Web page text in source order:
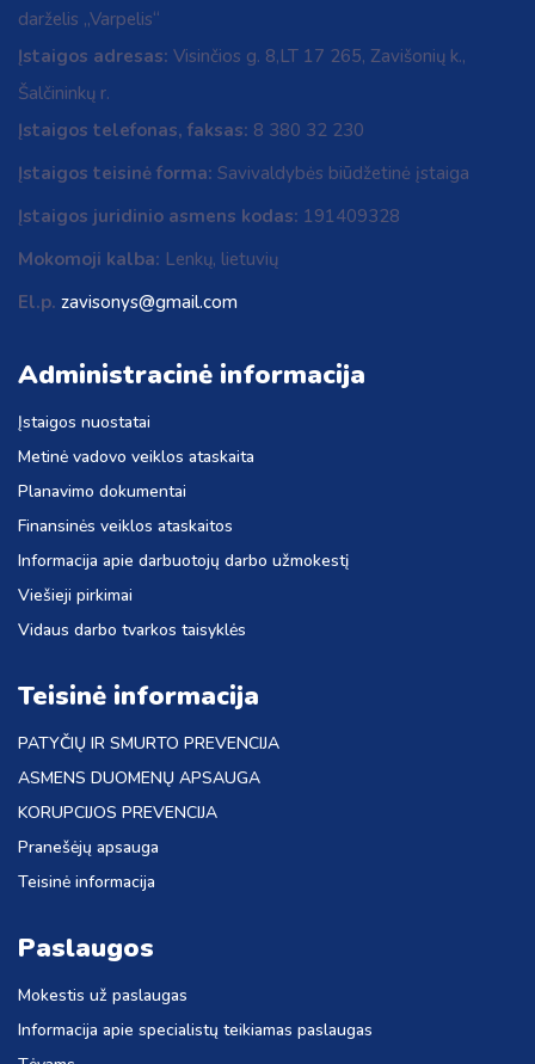
darželis „Varpelis“
Įstaigos adresas: Visinčios g. 8,LT 17 265, Zavišonių k.,
Šalčininkų r.
Įstaigos telefonas, faksas: 8 380 32 230
Įstaigos teisinė forma: Savivaldybės biūdžetinė įstaiga
Įstaigos juridinio asmens kodas: 191409328
Mokomoji kalba: Lenkų, lietuvių
El.p. zavisonys@gmail.com
Administracinė informacija
Įstaigos nuostatai
Metinė vadovo veiklos ataskaita
Planavimo dokumentai
Finansinės veiklos ataskaitos
Informacija apie darbuotojų darbo užmokestį
Viešieji pirkimai
Vidaus darbo tvarkos taisyklės
Teisinė informacija
PATYČIŲ IR SMURTO PREVENCIJA
ASMENS DUOMENŲ APSAUGA
KORUPCIJOS PREVENCIJA
Pranešėjų apsauga
Teisinė informacija
Paslaugos
Mokestis už paslaugas
Informacija apie specialistų teikiamas paslaugas